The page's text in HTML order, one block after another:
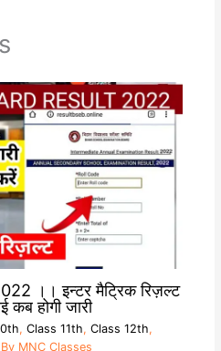
।। इन्टर मैट्रिक रिज़ल्ट
कब होगी जारी
, Class 11th, Class 12th,
MNC Classes